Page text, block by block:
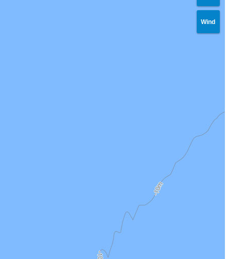
Wind